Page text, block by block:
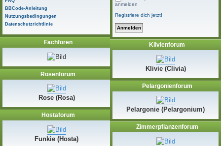
BBCode-Anleitung
Nutzungsbedingungen
Datenschutzrichtlinie
Fachforen
Rosenforum
Rose (Rosa)
Hostaforum
Funkie (Hosta)
anmelden
Registriere dich jetzt!
Klivienforum
Klivie (Clivia)
Pelargonienforum
Pelargonie (Pelargonium)
Zimmerpflanzenforum